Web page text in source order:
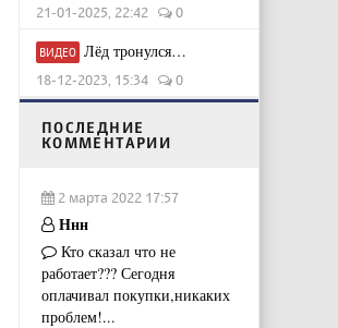
21-01-2025, 22:42 0
ВИДЕО Лёд тронулся…
18-12-2023, 15:34 0
ПОСЛЕДНИЕ
КОММЕНТАРИИ
2 марта 2022 17:57
Ннн
Кто сказал что не
работает??? Сегодня
оплачивал покупки,никаких
проблем!...